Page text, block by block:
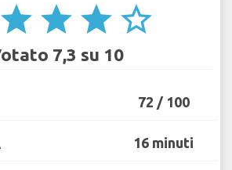
star star star star_border
7,3 su 10
72 / 100
16 minuti